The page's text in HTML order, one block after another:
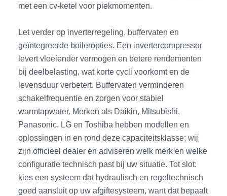
met een cv-ketel voor piekmomenten.
Let verder op inverterregeling, buffervaten en
geïntegreerde boileropties. Een invertercompressor
levert vloeiender vermogen en betere rendementen
bij deelbelasting, wat korte cycli voorkomt en de
levensduur verbetert. Buffervaten verminderen
schakelfrequentie en zorgen voor stabiel
warmtapwater. Merken als Daikin, Mitsubishi,
Panasonic, LG en Toshiba hebben modellen en
oplossingen in en rond deze capaciteitsklasse; wij
zijn officieel dealer en adviseren welk merk en welke
configuratie technisch past bij uw situatie. Tot slot:
kies een systeem dat hydraulisch en regeltechnisch
goed aansluit op uw afgiftesysteem, want dat bepaalt